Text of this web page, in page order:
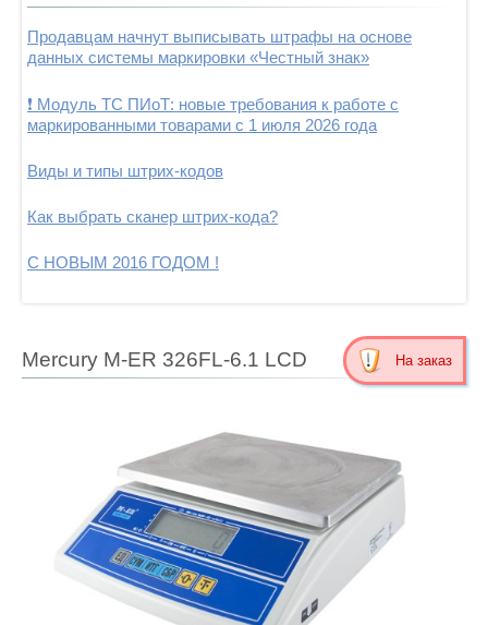
Продавцам начнут выписывать штрафы на основе
данных системы маркировки «Честный знак»
❗ Модуль ТС ПИоТ: новые требования к работе с
маркированными товарами с 1 июля 2026 года
Виды и типы штрих-кодов
Как выбрать сканер штрих-кода?
С НОВЫМ 2016 ГОДОМ !
На заказ
Mercury M-ER 326FL-6.1 LCD